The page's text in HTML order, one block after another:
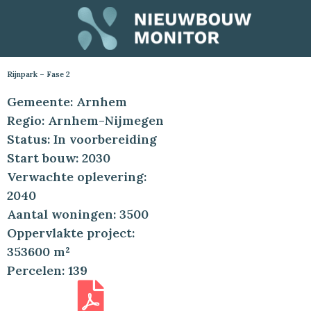
Rijnpark – Fase 2
Gemeente: Arnhem
Regio: Arnhem-Nijmegen
Status: In voorbereiding
Start bouw: 2030
Verwachte oplevering:
2040
Aantal woningen: 3500
Oppervlakte project:
353600 m²
Percelen: 139